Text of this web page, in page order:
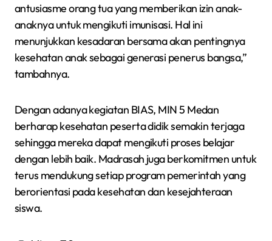
antusiasme orang tua yang memberikan izin anak-
anaknya untuk mengikuti imunisasi. Hal ini
menunjukkan kesadaran bersama akan pentingnya
kesehatan anak sebagai generasi penerus bangsa,”
tambahnya.
Dengan adanya kegiatan BIAS, MIN 5 Medan
berharap kesehatan peserta didik semakin terjaga
sehingga mereka dapat mengikuti proses belajar
dengan lebih baik. Madrasah juga berkomitmen untuk
terus mendukung setiap program pemerintah yang
berorientasi pada kesehatan dan kesejahteraan
siswa.